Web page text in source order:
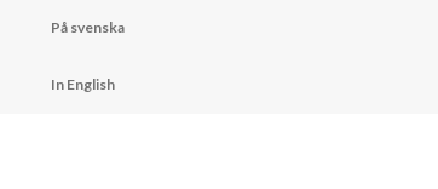
På svenska
In English